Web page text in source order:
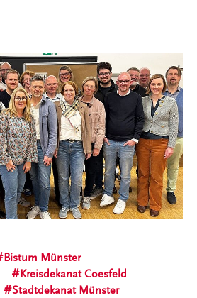
Bistum Münster
Kreisdekanat Coesfeld
Stadtdekanat Münster